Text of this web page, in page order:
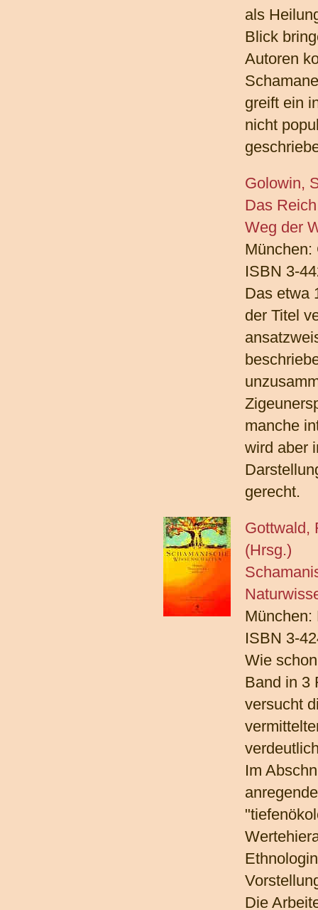
als
Blick
Autoren
greift ein
nicht
Golowin,
Das
Weg der
München:
ISBN 3-
Das etwa
der Titel
manche
wird aber
gerecht.
Gottwald,
(Hrsg.)
München:
ISBN 3-
Wie
Band in 3
versucht
Im
Die